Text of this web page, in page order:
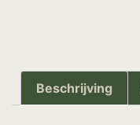
Beschrijving